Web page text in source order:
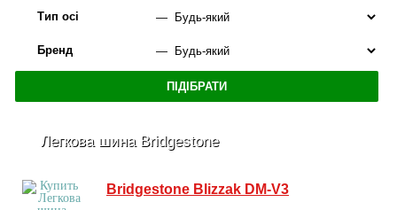
Тип осі
Бренд
Легкова шина Bridgestone
Bridgestone Blizzak DM-V3